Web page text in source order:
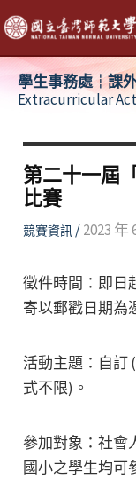
跳
至
主
學生事務處┆課
Extracurricular
第二十一屆
比賽
競賽資訊/2023 年
徵件時間：即日
寄以郵戳日期為
活動主題：自訂
式不限)。
參加對象：社會
國小之學生均可